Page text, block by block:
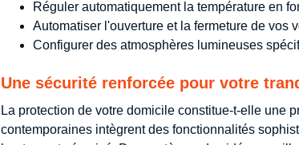
Réguler automatiquement la température en
Automatiser l'ouverture et la fermeture de
Configurer des atmosphères lumineuses
Une sécurité renforcée pour votre
La protection de votre domicile constitue-t-elle une
contemporaines intègrent des fonctionnalités